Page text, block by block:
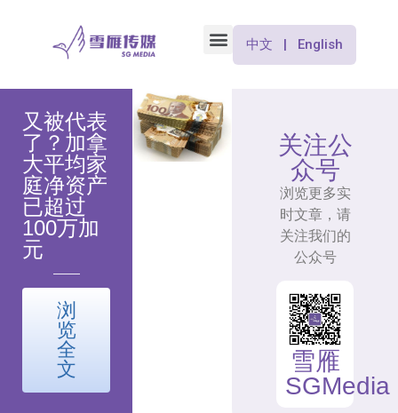
中文 | English
又被代表
了？加拿
大平均家
庭净资产
已超过
100万加
元
浏
览
全
文
关注公
众号
浏览更多实
时文章，请
关注我们的
公众号
雪雁
SGMedia